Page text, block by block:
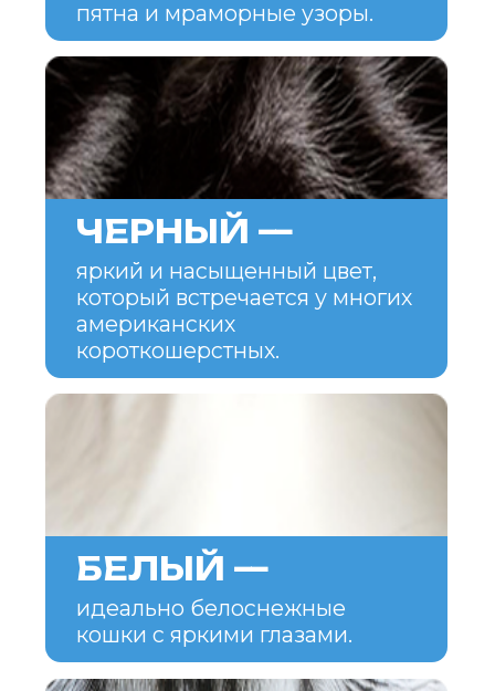
Она обладает независимым,
но добродушным характером,
что делает ее отличным выбором
для людей, которые ценят
самостоятельность, но при этом
Эти кошки хорошо ладят с детьми
и другими животными, включая
собак, и не склонны к агрессии.
Американские короткошерстные
кошки также отличаются высоким
уровнем интеллекта. Они легко
для людей, которым важно
поддерживать активный
образ жизни.